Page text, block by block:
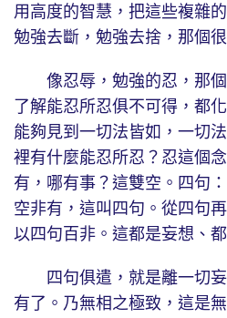
用高度的智慧，把這些複雜
勉強去斷，勉強去捨，那個很
像忍辱，勉強的忍，那個
了解能忍所忍俱不可得，都
能夠見到一切法皆如，一切
裡有什麼能忍所忍？忍這個
有，哪有事？這雙空。四句
空非有，這叫四句。從四句
以四句百非。這都是妄想、
四句俱遣，就是離一切妄
有了。乃無相之極致，這是